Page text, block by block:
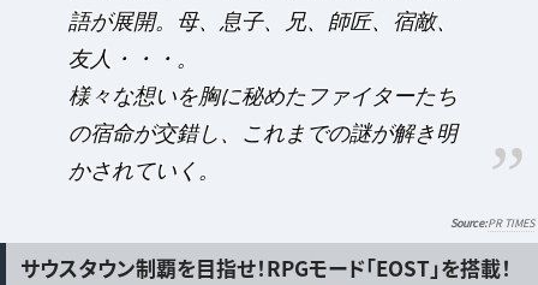
語が展開。母、息子、兄、師匠、宿敵、
友人・・・。
様々な想いを胸に秘めたファイターたち
の宿命が交錯し、これまでの謎が解き明
かされていく。
PR TIMES
サウスタウン制覇を目指せ！RPGモード「EOST」を搭載！